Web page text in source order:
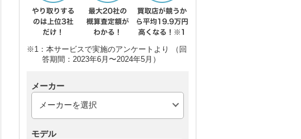
※1：本サービスで実施のアンケートより （回
答期間：2023年6月〜2024年5月）
メーカー
モデル